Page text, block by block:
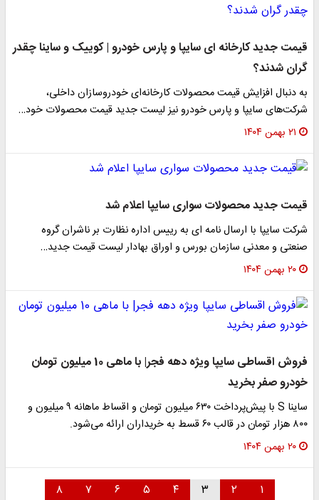
قیمت جدید کارخانه ای سایپا و پارس خودرو | کوییک و ساینا چقدر
گران شدند؟
به دنبال افزایش قیمت محصولات کارخانه‌ای خودروسازان داخلی،
شرکت‌های سایپا و پارس خودرو نیز لیست جدید قیمت محصولات خود…
۲۱ بهمن ۱۴۰۴
قیمت جدید محصولات سواری سایپا اعلام شد
شرکت سایپا با ارسال نامه ای به رییس اداره نظارت بر ناشران گروه
صنعتی و معدنی سازمان بورس و اوراق بهادار لیست قیمت جدید…
۲۰ بهمن ۱۴۰۴
فروش اقساطی سایپا ویژه دهه فجر| با ماهی 10 میلیون تومان
خودرو صفر بخرید
ساینا S با پیش‌پرداخت ۶۳۰ میلیون تومان و اقساط ماهانه ۹ میلیون و
۸۰۰ هزار تومان در قالب ۶۰ قسط به خریداران ارائه می‌شود.
۲۰ بهمن ۱۴۰۴
۱ ۲ ۳ ۴ ۵ ۶ ۷ ۸